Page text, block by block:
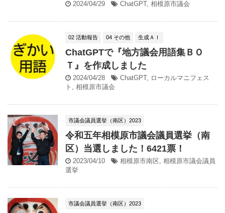
2024/04/29 ChatGPT, 相模原市議会
02 活動報告 04 その他 生成ＡＩ
ChatGPTで『地方議会用語集ＢＯ
Ｔ』を作成しました
2024/04/28 ChatGPT, ローカルマニフェス
ト , 相模原市議会
市議会議員選挙（南区）2023
令和五年相模原市議会議員選挙（南
区）当選しました！6421票！
2023/04/10 相模原市南区, 相模原市議会議員
選挙
市議会議員選挙（南区）2023